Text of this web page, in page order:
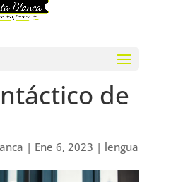
de
| Ene 6, 2023 | lengua